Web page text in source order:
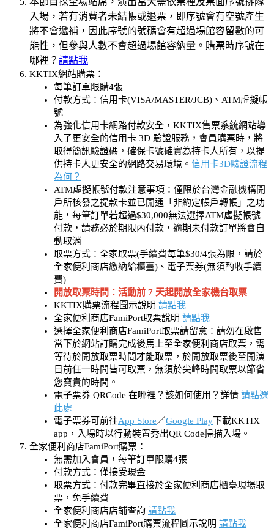
入場，若有消費者未結帳或退票，即序號會有空號產生
將不會遞補，因此序號的號碼會有超過場館容留數的可
能性，但參與人數不會超過場館容納量。購票時序號在
哪裡？ 請點我
KKTIX網站購票：
每筆訂單限購4張
付款方式：信用卡(VISA/MASTER/JCB)、ATM虛擬帳
號
為強化信用卡網路付款安全，KKTIX售票系統網站導
入了更安全的信用卡 3D 驗證服務，會員購票時，將
取得簡訊驗證碼，確保卡號確實為持卡人所有，以提
供持卡人更安全的網路交易環境。 信用卡3D驗證流程
為何？
ATM虛擬帳號付款注意事項：僅限於台灣金融機構開
戶所核發之提款卡並已開通「非約定帳戶轉帳」之功
能，每筆訂單若超過$30,000無法選擇ATM虛擬帳號
付款，請務必於期限內付款，逾期未付款訂單將會自
動取消
取票方式：全家取票(手續費每筆$30/4張為限，請於
全家便利商店繳納給櫃臺)、電子票券(無須酌收手續
費)
開放取票時間：活動前 7 天起開放全家機台取票
KKTIX購票流程圖示說明 請點我
全家便利商店FamiPort取票說明 請點我
選擇全家便利商店FamiPort取票請留意：請勿在啟售
當下於網站訂購完成後馬上至全家便利商店取票，需
等待於開放取票時間才能取票，於開放取票後至開演
日前任一時間皆可取票，無須於尖峰時間取票以節省
您寶貴的時間。
電子票券 QRCode 在哪裡？該如何使用？詳情 請點選
此處
電子票券可前往App Store／Google Play下載KKTIX
app，入場時以行動裝置秀出QR Code掃描入場。
全家便利商店FamiPort購票：
無需加入會員，每筆訂單限購4張
付款方式：僅接受現金
取票方式：付款完畢直接於全家便利商店櫃臺現場取
票，免手續費
全家便利商店店鋪查詢 請點我
全家便利商店FamiPort購票流程圖示說明 請點我